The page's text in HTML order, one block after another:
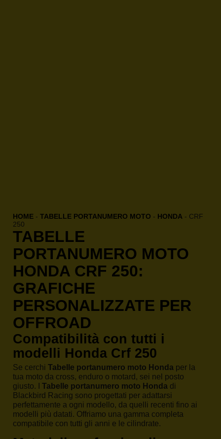
HOME -TABELLE PORTANUMERO MOTO - HONDA - CRF
250
TABELLE
PORTANUMERO MOTO
HONDA CRF 250:
GRAFICHE
PERSONALIZZATE PER
OFFROAD
Compatibilità con tutti i
modelli Honda Crf 250
Se cerchiTabelle portanumero moto Honda per la
tua moto da cross, enduro o motard, sei nel posto
giusto. ITabelle portanumero moto Honda di
Blackbird Racing sono progettati per adattarsi
perfettamente a ogni modello, da quelli recenti fino ai
modelli più datati. Offriamo una gamma completa
compatibile con tutti gli anni e le cilindrate.